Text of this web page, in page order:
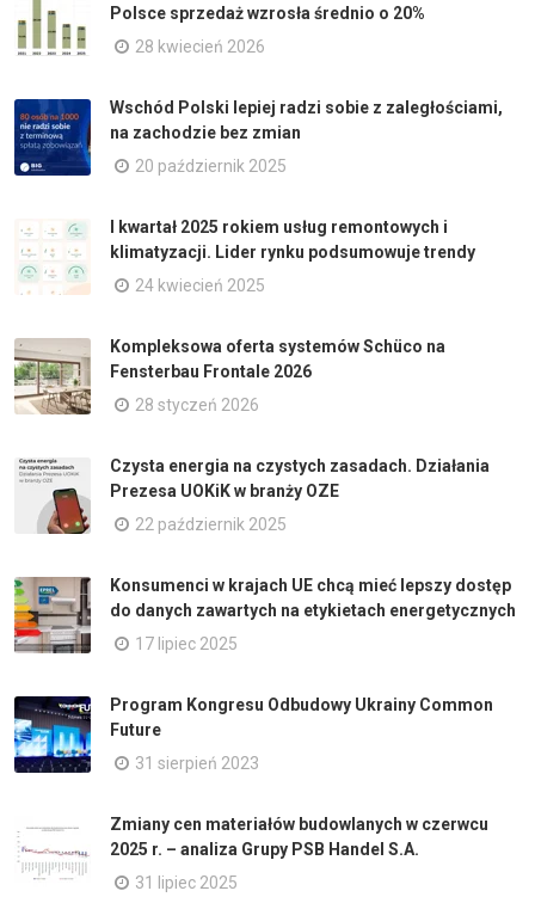
Polsce sprzedaż wzrosła średnio o 20%
28 kwiecień 2026
Wschód Polski lepiej radzi sobie z zaległościami,
na zachodzie bez zmian
20 październik 2025
I kwartał 2025 rokiem usług remontowych i
klimatyzacji. Lider rynku podsumowuje trendy
24 kwiecień 2025
Kompleksowa oferta systemów Schüco na
Fensterbau Frontale 2026
28 styczeń 2026
Czysta energia na czystych zasadach. Działania
Prezesa UOKiK w branży OZE
22 październik 2025
Konsumenci w krajach UE chcą mieć lepszy dostęp
do danych zawartych na etykietach energetycznych
17 lipiec 2025
Program Kongresu Odbudowy Ukrainy Common
Future
31 sierpień 2023
Zmiany cen materiałów budowlanych w czerwcu
2025 r. – analiza Grupy PSB Handel S.A.
31 lipiec 2025